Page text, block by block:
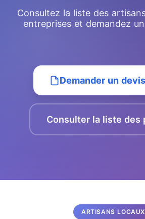
Consultez la liste des
entreprises et demandez
Demander un
Consulter la liste des
ARTISANS LOCAUX